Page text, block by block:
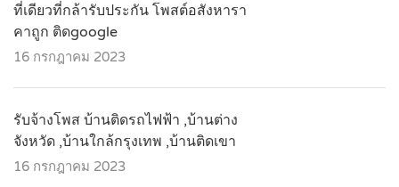
ที่เดียวที่กล้ารับประกัน โพสต์อสังหารา
คาถูก ติดgoogle
16 กรกฎาคม 2023
รับจ้างโพส บ้านติดรถไฟฟ้า ,บ้านต่าง
จังหวัด ,บ้านใกล้กรุงเทพ ,บ้านติดเขา
16 กรกฎาคม 2023